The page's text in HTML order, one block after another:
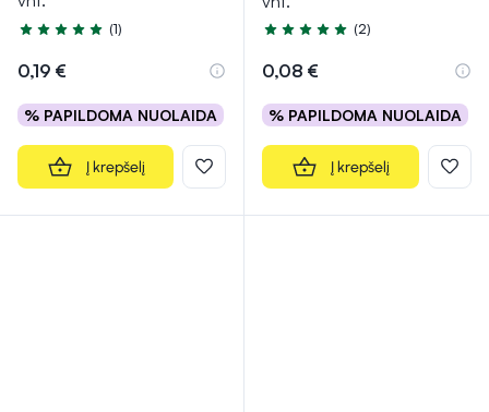
Įvertinimas 5.0 iš 5
(1)
0,19 €
% PAPILDOMA NUOLAIDA
Į krepšelį
Įvertinimas 5.0 iš 5
(2)
0,08 €
% PAPILDOMA NUOLAIDA
Į krepšelį